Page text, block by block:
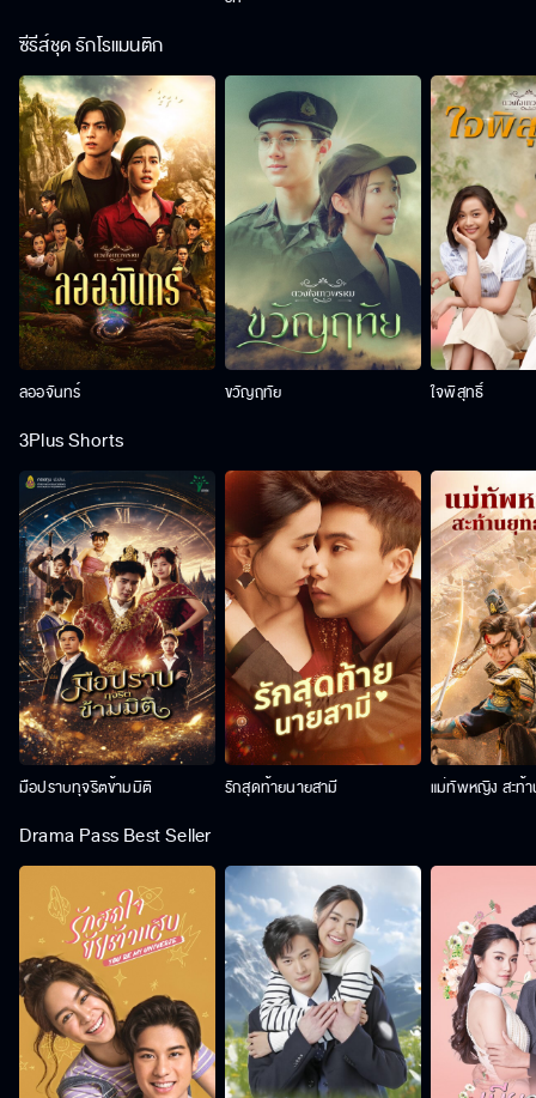
ซีรีส์ชุด รักโรแมนติก
ลออจันทร์ ขวัญฤทัย ใจพิสุทธิ์
3Plus Shorts
มือปราบทุจริตข้ามมิติ รักสุดท้ายนายสามี แม่ทัพหญิง สะท้
Drama Pass Best Seller